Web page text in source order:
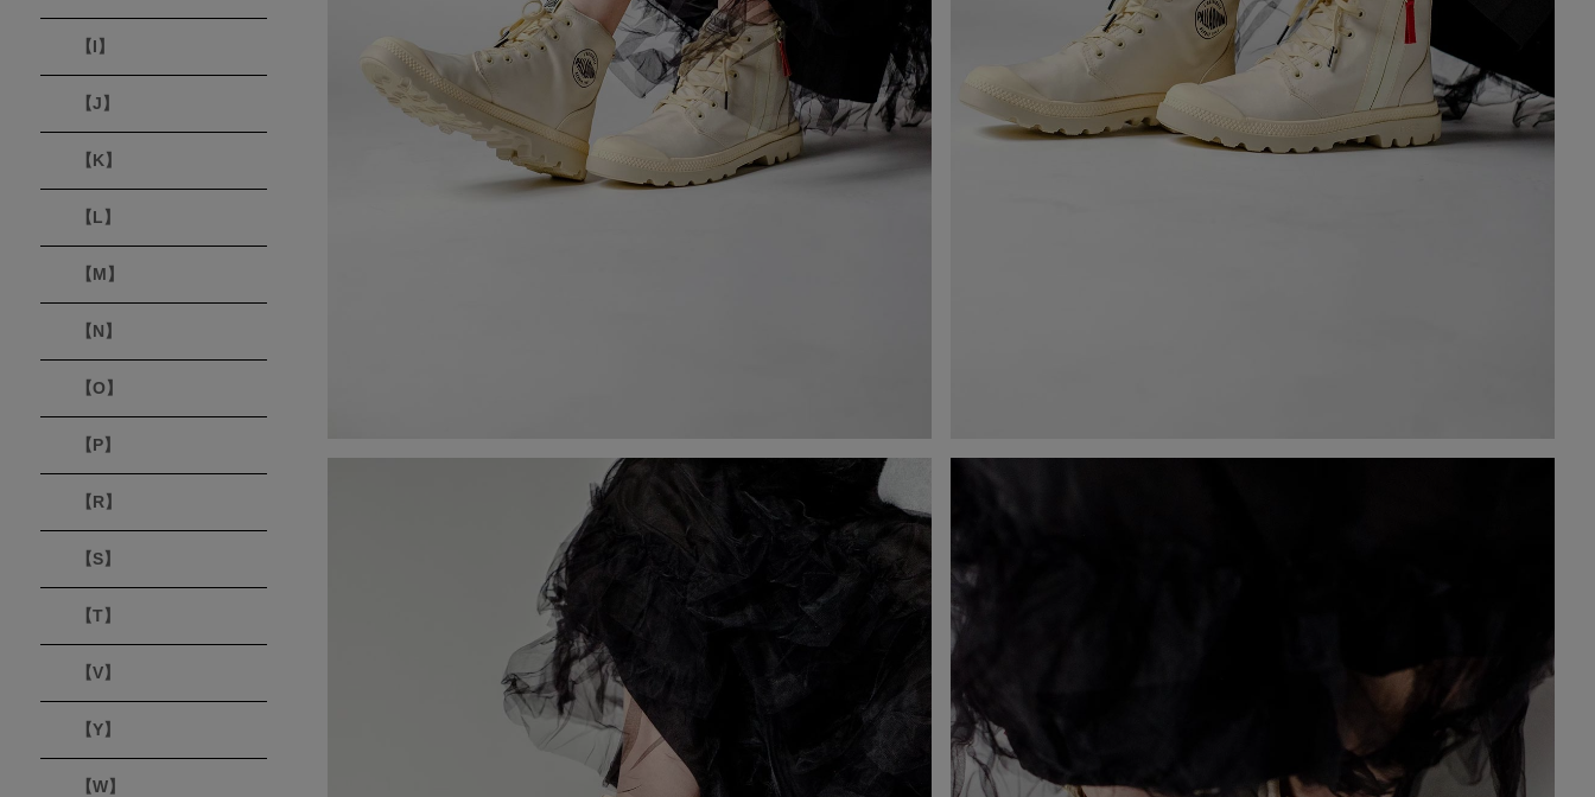
【I】
【J】
【K】
【L】
【M】
【N】
【O】
【P】
【R】
【S】
【T】
【V】
【Y】
【W】